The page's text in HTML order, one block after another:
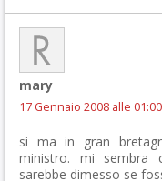
mary
17 Gennaio 2008 alle 01:00
si ma in gran
ministro. mi sembra
sarebbe dimesso se